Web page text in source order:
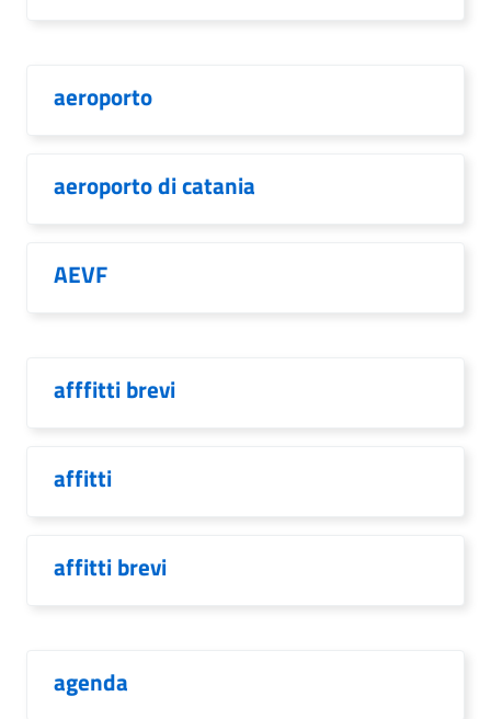
aeroporto
aeroporto di catania
AEVF
afffitti brevi
affitti
affitti brevi
agenda